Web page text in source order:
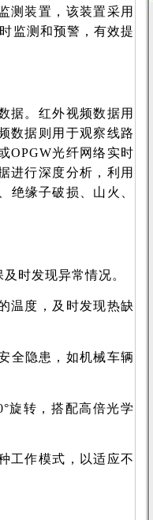
测装置，该装置采用
监测和预警，有效提
据。红外视频数据用
数据则用于观察线路
OPGW光纤网络实时
进行深度分析，利用
绝缘子破损、山火、
时发现异常情况。
温度，及时发现热缺
全隐患，如机械车辆
旋转，搭配高倍光学
工作模式，以适应不